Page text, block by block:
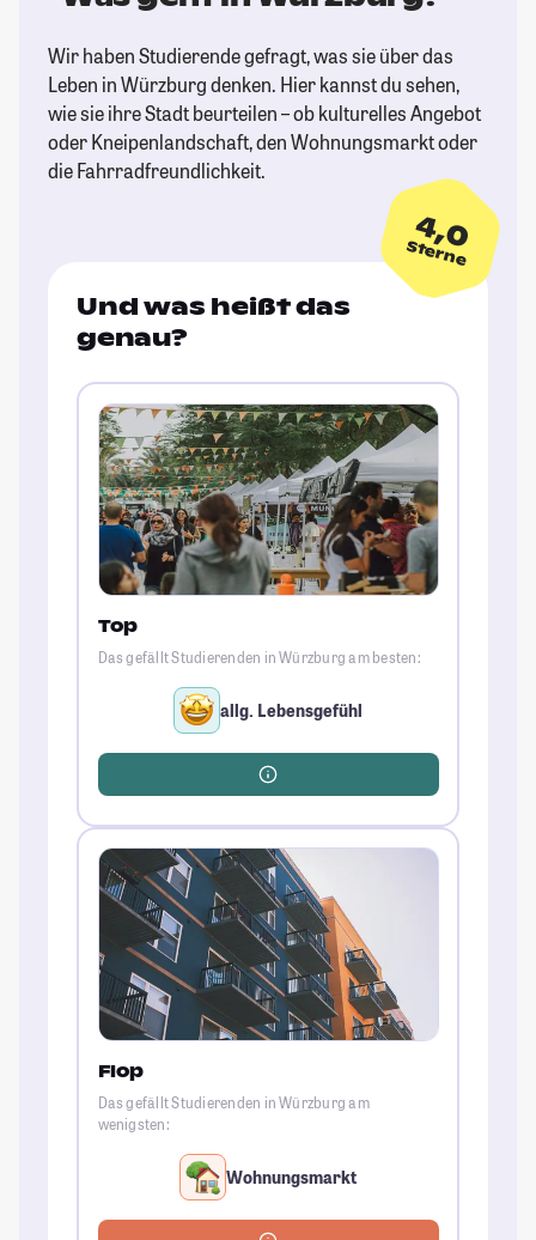
Wir haben Studierende gefragt, was sie über das
Leben in Würzburg denken. Hier kannst du sehen,
wie sie ihre Stadt beurteilen – ob kulturelles Angebot
oder Kneipenlandschaft, den Wohnungsmarkt oder
die Fahrradfreundlichkeit.
4,0
Sterne
Und was heißt das
genau?
Top
Das gefällt Studierenden in Würzburg am besten:
allg. Lebensgefühl
Flop
Das gefällt Studierenden in Würzburg am
wenigsten:
Wohnungsmarkt